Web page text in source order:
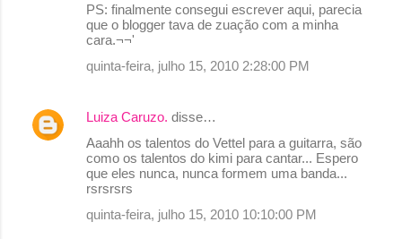
PS: finalmente consegui escrever aqui, parecia
que o blogger tava de zuação com a minha
cara.¬¬'
quinta-feira, julho 15, 2010 2:28:00 PM
Luiza Caruzo. disse…
Aaahh os talentos do Vettel para a guitarra, são
como os talentos do kimi para cantar... Espero
que eles nunca, nunca formem uma banda...
rsrsrsrs
quinta-feira, julho 15, 2010 10:10:00 PM